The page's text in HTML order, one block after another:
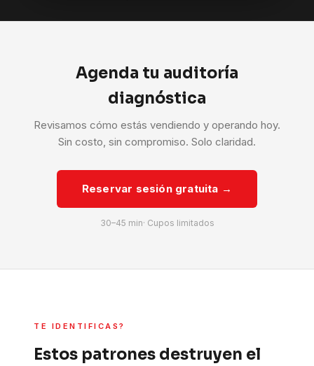
Agenda tu auditoría
diagnóstica
Revisamos cómo estás vendiendo y operando hoy.
Sin costo, sin compromiso. Solo claridad.
Reservar sesión gratuita →
30–45 min· Cupos limitados
TE IDENTIFICAS?
Estos patrones destruyen el